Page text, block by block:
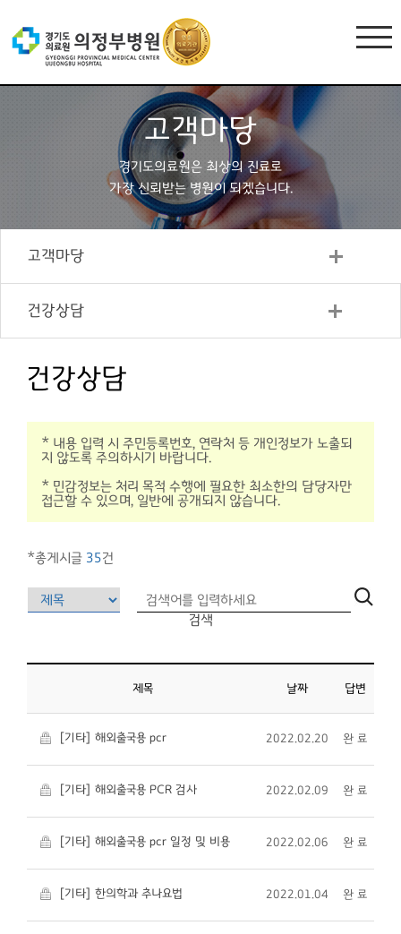
고객마당
경기도의료원은 최상의 진료로
가장 신뢰받는 병원이 되겠습니다.
고객마당
건강상담
건강상담
* 내용 입력 시 주민등록번호, 연락처 등 개인정보가 노출되
지 않도록 주의하시기 바랍니다.
* 민감정보는 처리 목적 수행에 필요한 최소한의 담당자만
접근할 수 있으며, 일반에 공개되지 않습니다.
*총게시글 35건
검색
제목 날짜 답변
[기타] 해외출국용 pcr 2022.02.20 완 료
[기타] 해외출국용 PCR 검사 2022.02.09 완 료
[기타] 해외출국용 pcr 일정 및 비용 2022.02.06 완 료
[기타] 한의학과 추나요법 2022.01.04 완 료